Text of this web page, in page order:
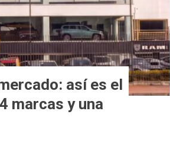
así es el
marcas y una